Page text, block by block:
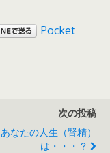
Pocket
次の投稿
あなたの人生（腎精）
は・・・？